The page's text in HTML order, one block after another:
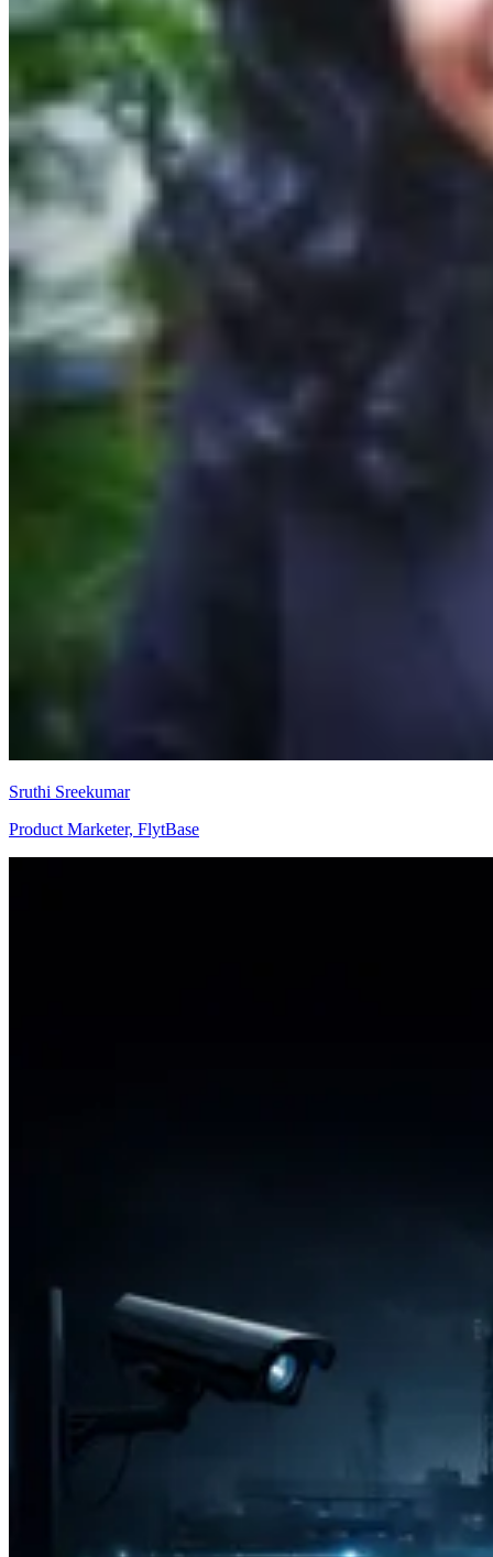
Sruthi Sreekumar
Product Marketer, FlytBase